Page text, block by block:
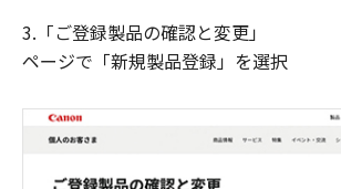
3.「ご登録製品の確認と変更」
ページで「新規製品登録」を選択